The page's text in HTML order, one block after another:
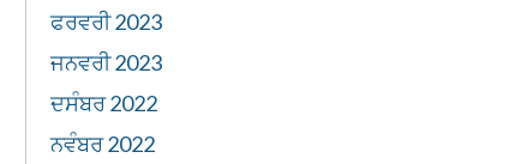
ਫਰਵਰੀ 2023
ਜਨਵਰੀ 2023
ਦਸੰਬਰ 2022
ਨਵੰਬਰ 2022